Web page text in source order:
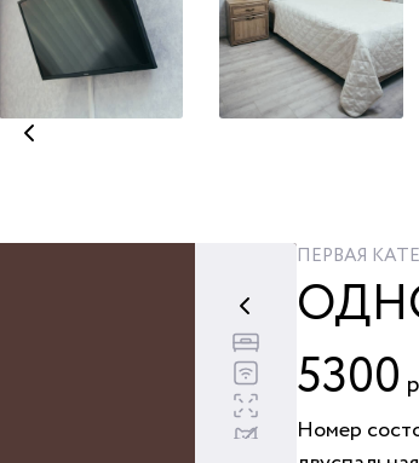
Двуспальная
Бесплатный
Площадь
Животные
ПЕРВАЯ
5300
Номер